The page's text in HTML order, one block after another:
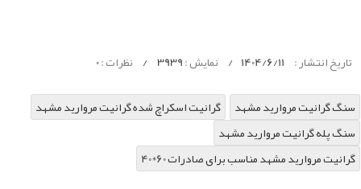
تاریخ انتشار : 1404/6/11
/ نمایش :3939
/ نظرات :0
سنگ گرانیت مروارید مشهد
گرانیت اسکراچ شده گرانیت مروارید مشهد
سنگ پله گرانیت مروارید مشهد
40*60 گرانیت مروارید مشهد مناسب برای صادرات